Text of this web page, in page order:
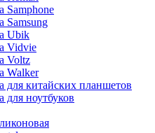
Samphone
Samsung
Ubik
Vidvie
Voltz
Walker
для китайских планшетов
для ноутбуков